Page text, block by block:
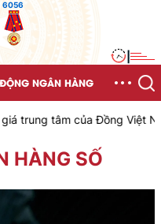
6056
NGÂN HÀNG
Việt Nam với Đô la
HÀNG SỐ